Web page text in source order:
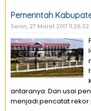
Pemerintah
Senin, 27 Maret 2017 11:28:32
antaranya. Dan usai
menjadi pencatat rekor